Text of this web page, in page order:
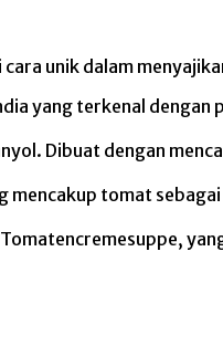
unik dalam
yang terkenal
Dibuat dengan
tomat